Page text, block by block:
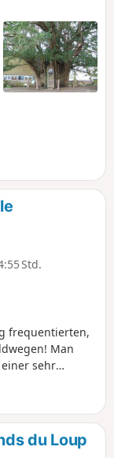
Std.
frequentierten,
Man
sehr
Strecke ist
Passagen
Probleme
du Loup